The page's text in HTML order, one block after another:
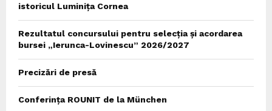
istoricul Luminița Cornea
Rezultatul concursului pentru selecția și acordarea
bursei „Ierunca-Lovinescu” 2026/2027
Precizări de presă
Conferința ROUNIT de la München